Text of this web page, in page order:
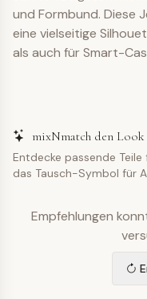
und Formbund. Diese
eine vielseitige
als auch für Smart-
mixNmatch den Look
Entdecke passende
das Tausch-Symbol für
Empfehlungen